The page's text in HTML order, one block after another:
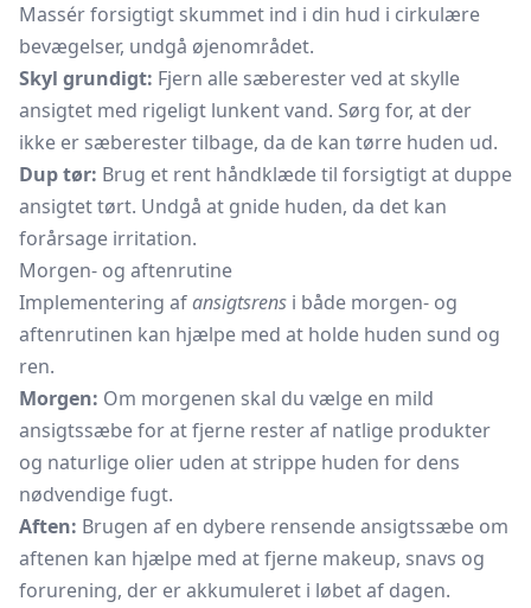
Massér forsigtigt skummet ind i din hud i cirkulære
bevægelser, undgå øjenområdet.
Skyl grundigt: Fjern alle sæberester ved at skylle
ansigtet med rigeligt lunkent vand. Sørg for, at der
ikke er sæberester tilbage, da de kan tørre huden ud.
Dup tør: Brug et rent håndklæde til forsigtigt at duppe
ansigtet tørt. Undgå at gnide huden, da det kan
forårsage irritation.
Morgen- og aftenrutine
Implementering afansigtsrens i både morgen- og
aftenrutinen kan hjælpe med at holde huden sund og
ren.
Morgen: Om morgenen skal du vælge en mild
ansigtssæbe for at fjerne rester af natlige produkter
og naturlige olier uden at strippe huden for dens
nødvendige fugt.
Aften: Brugen af en dybere rensende ansigtssæbe om
aftenen kan hjælpe med at fjerne makeup, snavs og
forurening, der er akkumuleret i løbet af dagen.